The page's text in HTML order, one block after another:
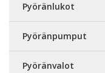
Pyöränlukot
Pyöränpumput
Pyöränvalot